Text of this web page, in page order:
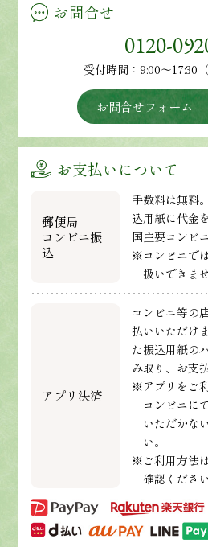
お問合せ
0120-
受付時間：9:00～17:30
お問合せフォーム
お支払いについて
郵便局
コンビニ振
込
手数料は無料
込用紙に代金
国主要コンビ
※コンビニで
扱いできま
アプリ決済
コンビニ等の
払いいただけ
た振込用紙の
み取り、お支
※アプリをご
コンビニに
いただかな
い。
※ご利用方法
確認ください